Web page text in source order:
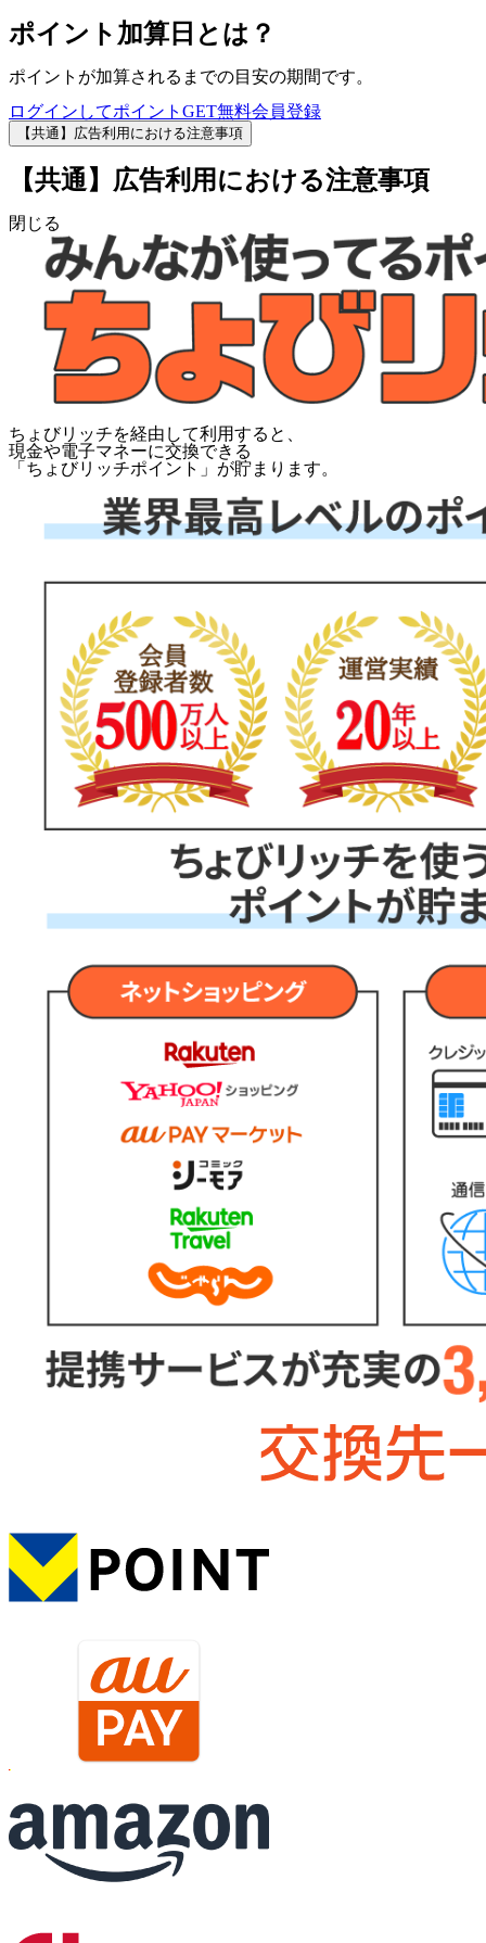
ポイント加算日とは？
ポイントが加算されるまでの目安の期間です。
ログインしてポイントGET無料会員登録
【共通】広告利用における注意事項
【共通】広告利用における注意事項
閉じる
ちょびリッチを経由して利用すると、
現金や電子マネーに交換できる
「 ちょびリッチポイント 」が貯まります。